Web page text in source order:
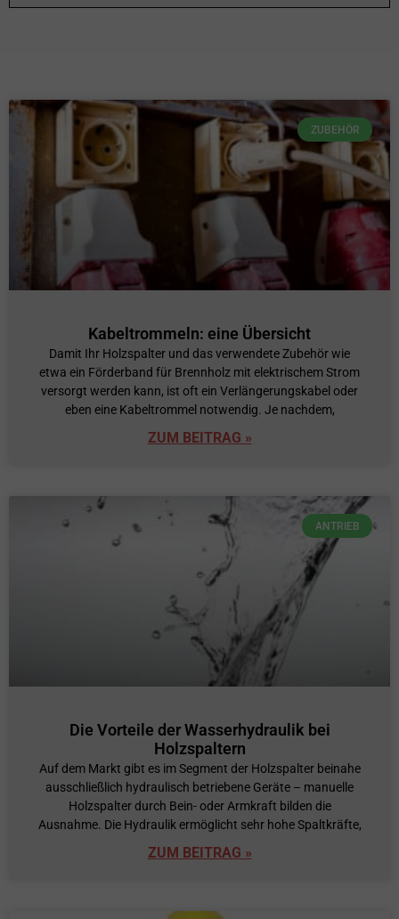
ZUBEHÖR
Kabeltrommeln: eine Übersicht
Damit Ihr Holzspalter und das verwendete Zubehör wie
etwa ein Förderband für Brennholz mit elektrischem Strom
versorgt werden kann, ist oft ein Verlängerungskabel oder
eben eine Kabeltrommel notwendig. Je nachdem,
ZUM BEITRAG »
ANTRIEB
Die Vorteile der Wasserhydraulik bei
Holzspaltern
Auf dem Markt gibt es im Segment der Holzspalter beinahe
ausschließlich hydraulisch betriebene Geräte – manuelle
Holzspalter durch Bein- oder Armkraft bilden die
Ausnahme. Die Hydraulik ermöglicht sehr hohe Spaltkräfte,
ZUM BEITRAG »